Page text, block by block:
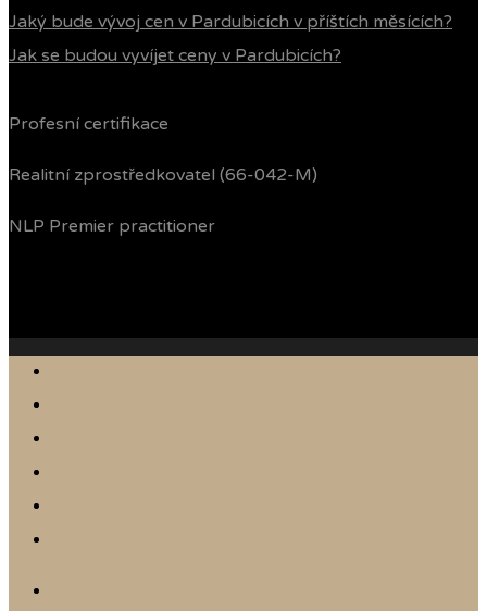
Jaký bude vývoj cen v Pardubicích v příštích měsících?
Jak se budou vyvíjet ceny v Pardubicích?
Profesní certifikace
Realitní zprostředkovatel (66-042-M)
NLP Premier practitioner